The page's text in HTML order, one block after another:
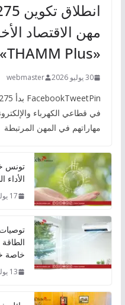
مهن الاقتصاد
«THAMM Plus»
30 يوليو 2026 webmaster
في قطاعي الكهرباء
مهاراتهم في المهن المرتبطة
تونس
الأداء
17 يوليو 2026
خاصة
13 يوليو 2026